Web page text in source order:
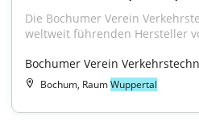
Die Bochumer Verein
weltweit führenden Hersteller
Bochumer Verein
Bochum, RaumWuppertal